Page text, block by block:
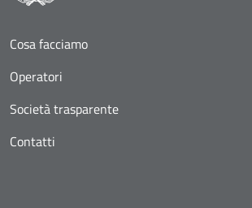
Cosa facciamo
Operatori
Società trasparente
Contatti